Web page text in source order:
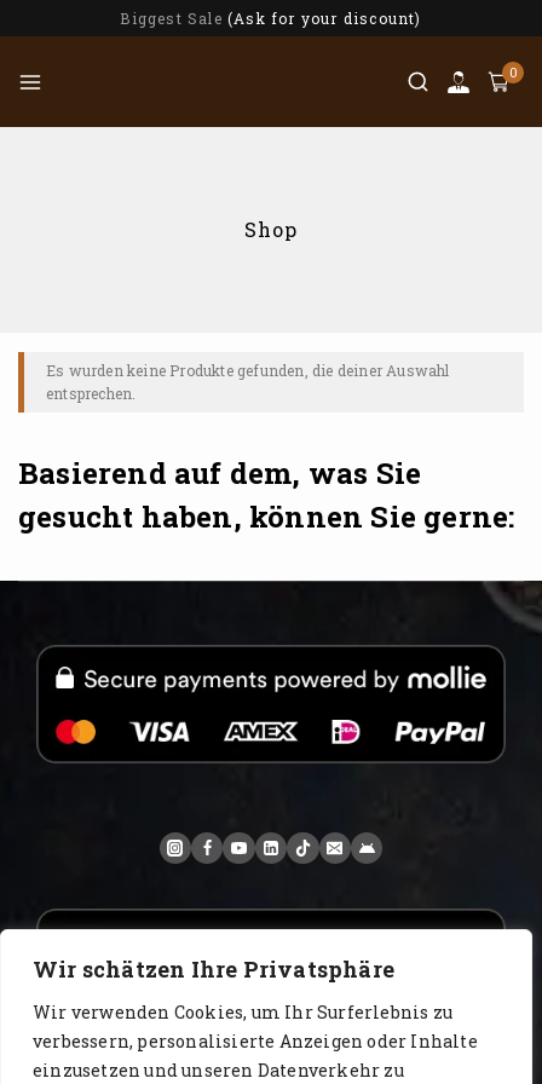
Wir schätzen Ihre Privatsphäre
Wir verwenden Cookies, um Ihr Surferlebnis zu
verbessern, personalisierte Anzeigen oder Inhalte
einzusetzen und unseren Datenverkehr zu
Biggest Sale (Ask for your discount)
0
Shop
Es wurden keine Produkte gefunden, die deiner Auswahl
entsprechen.
Basierend auf dem, was Sie
gesucht haben, können Sie gerne: